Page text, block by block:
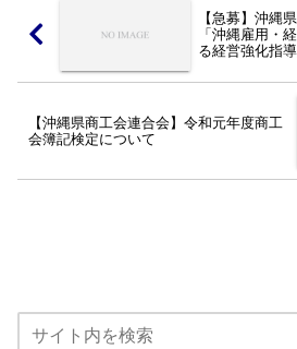
【急募】沖縄
「沖縄雇用・
る経営強化指
【沖縄県商工会連合会】令和元年度商工
会簿記検定について